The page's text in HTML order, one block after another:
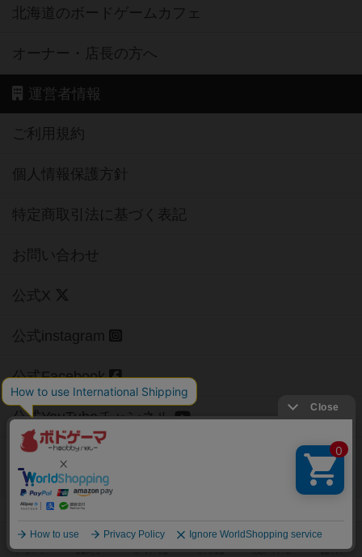
北海道のボードゲームカフェ
オーナー・店長の方へ
運営者情報
ご利用規約
個人情報保護方針
特定商取引法に基づく表記
お問い合わせ
公式X
公式instagram
公式Facebook
公式YouTubeチャンネル